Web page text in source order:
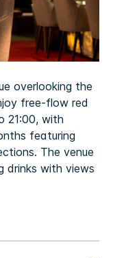
overlooking the
free-flow red
21:00, with
featuring
The venue
drinks with views